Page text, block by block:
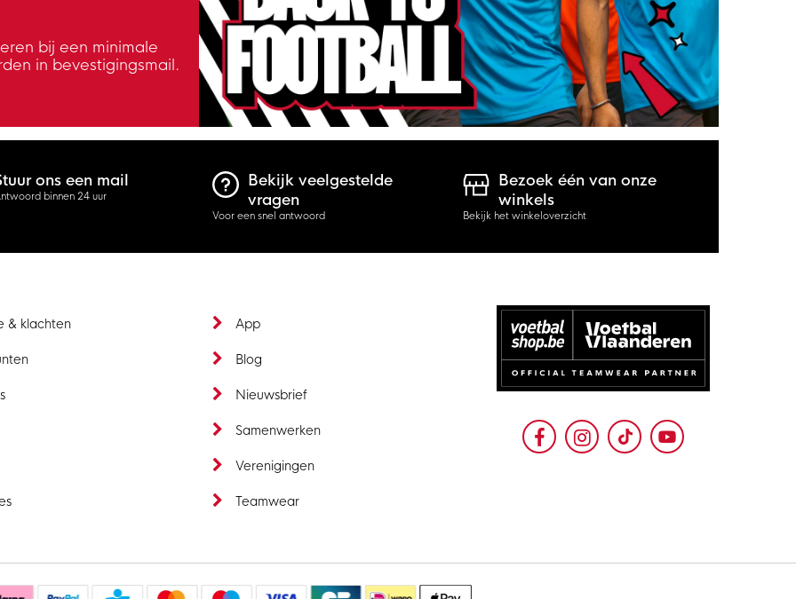
bij een minimale
in bevestigingsmail.
ons een mail
binnen 24 uur
Bekijk veelgestelde
vragen
Voor een snel antwoord
Bezoek één van onze
winkels
Bekijk het winkeloverzicht
& klachten App
Blog
Nieuwsbrief
Samenwerken
Verenigingen
Teamwear